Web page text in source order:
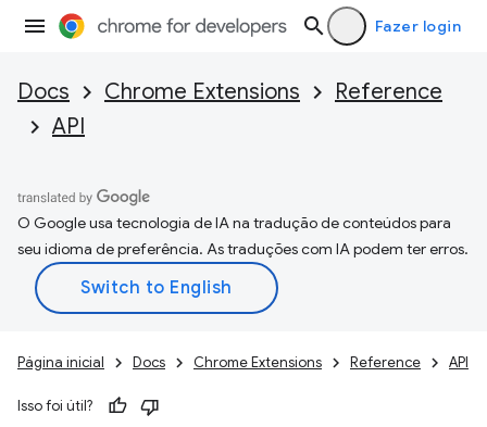
Fazer login
Docs Chrome Extensions
Reference
API
O Google usa tecnologia de IA na tradução de conteúdos para
seu idioma de preferência. As traduções com IA podem ter erros.
Página inicial Docs Chrome Extensions Reference API
Isso foi útil?